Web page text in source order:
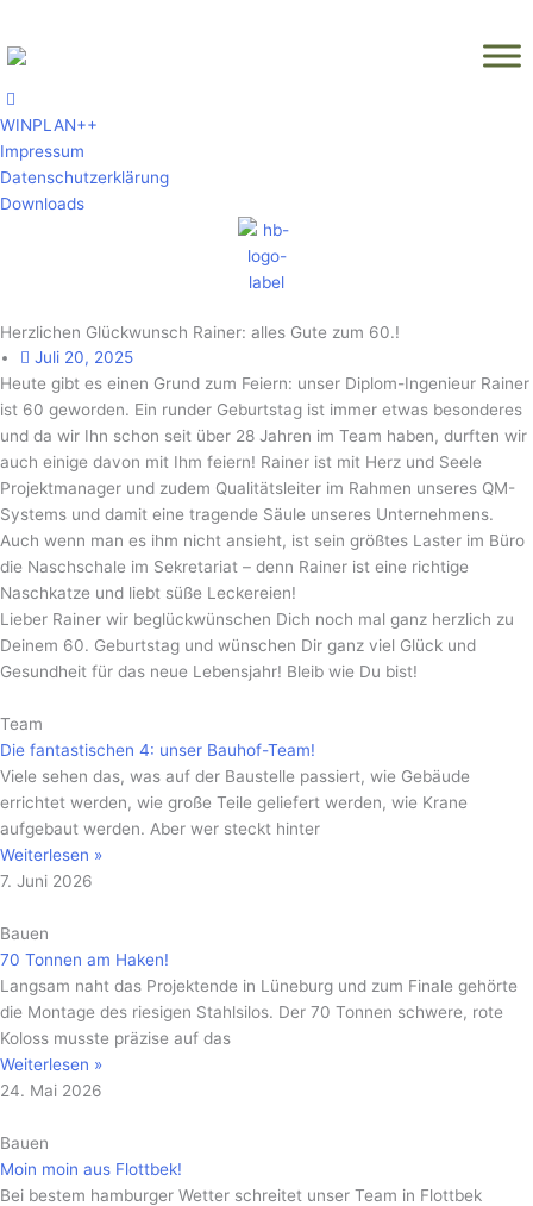
springen
WINPLAN++
Impressum
Datenschutzerklärung
Downloads
Herzlichen Glückwunsch Rainer: alles Gute zum 60.!
Juli 20, 2025
Heute gibt es einen Grund zum Feiern: unser Diplom-Ingenieur Rainer
ist 60 geworden. Ein runder Geburtstag ist immer etwas besonderes
und da wir Ihn schon seit über 28 Jahren im Team haben, durften wir
auch einige davon mit Ihm feiern! Rainer ist mit Herz und Seele
Projektmanager und zudem Qualitätsleiter im Rahmen unseres QM-
Systems und damit eine tragende Säule unseres Unternehmens.
Auch wenn man es ihm nicht ansieht, ist sein größtes Laster im Büro
die Naschschale im Sekretariat – denn Rainer ist eine richtige
Naschkatze und liebt süße Leckereien!
Lieber Rainer wir beglückwünschen Dich noch mal ganz herzlich zu
Deinem 60. Geburtstag und wünschen Dir ganz viel Glück und
Gesundheit für das neue Lebensjahr! Bleib wie Du bist!
Team
Die fantastischen 4: unser Bauhof-Team!
Viele sehen das, was auf der Baustelle passiert, wie Gebäude
errichtet werden, wie große Teile geliefert werden, wie Krane
aufgebaut werden. Aber wer steckt hinter
Weiterlesen »
7. Juni 2026
Bauen
70 Tonnen am Haken!
Langsam naht das Projektende in Lüneburg und zum Finale gehörte
die Montage des riesigen Stahlsilos. Der 70 Tonnen schwere, rote
Koloss musste präzise auf das
Weiterlesen »
24. Mai 2026
Bauen
Moin moin aus Flottbek!
Bei bestem hamburger Wetter schreitet unser Team in Flottbek